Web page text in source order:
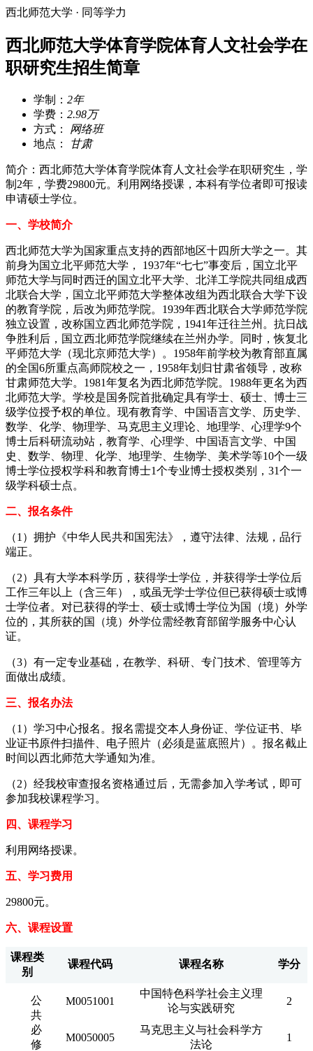
西北师范大学 · 同等学力
西北师范大学体育学院体育人文社会学在
职研究生招生简章
学制： 2年
学费： 2.98万
方式：
网络班
地点：
甘肃
简介：西北师范大学体育学院体育人文社会学在职研究生，学
制2年，学费29800元。利用网络授课，本科有学位者即可报读
申请硕士学位。
一、学校简介
西北师范大学为国家重点支持的西部地区十四所大学之一。其
前身为国立北平师范大学， 1937年“七七”事变后，国立北平
师范大学与同时西迁的国立北平大学、北洋工学院共同组成西
北联合大学，国立北平师范大学整体改组为西北联合大学下设
的教育学院，后改为师范学院。1939年西北联合大学师范学院
独立设置，改称国立西北师范学院，1941年迁往兰州。抗日战
争胜利后，国立西北师范学院继续在兰州办学。同时，恢复北
平师范大学（现北京师范大学）。1958年前学校为教育部直属
的全国6所重点高师院校之一，1958年划归甘肃省领导，改称
甘肃师范大学。1981年复名为西北师范学院。1988年更名为西
北师范大学。学校是国务院首批确定具有学士、硕士、博士三
级学位授予权的单位。现有教育学、中国语言文学、历史学、
数学、化学、物理学、马克思主义理论、地理学、心理学9个
博士后科研流动站，教育学、心理学、中国语言文学、中国
史、数学、物理、化学、地理学、生物学、美术学等10个一级
博士学位授权学科和教育博士1个专业博士授权类别，31个一
级学科硕士点。
二、报名条件
（1）拥护《中华人民共和国宪法》，遵守法律、法规，品行
端正。
（2）具有大学本科学历，获得学士学位，并获得学士学位后
工作三年以上（含三年），或虽无学士学位但已获得硕士或博
士学位者。对已获得的学士、硕士或博士学位为国（境）外学
位的，其所获的国（境）外学位需经教育部留学服务中心认
证。
（3）有一定专业基础，在教学、科研、专门技术、管理等方
面做出成绩。
三、报名办法
（1）学习中心报名。报名需提交本人身份证、学位证书、毕
业证书原件扫描件、电子照片（必须是蓝底照片）。报名截止
时间以西北师范大学通知为准。
（2）经我校审查报名资格通过后，无需参加入学考试，即可
参加我校课程学习。
四、课程学习
利用网络授课。
五、学习费用
29800元。
六、课程设置
课程类
别
课程代码 课程名称 学分
公
共
必
修
M0051001
中国特色科学社会主义理
论与实践研究
2
M0050005
马克思主义与社会科学方
法论
1